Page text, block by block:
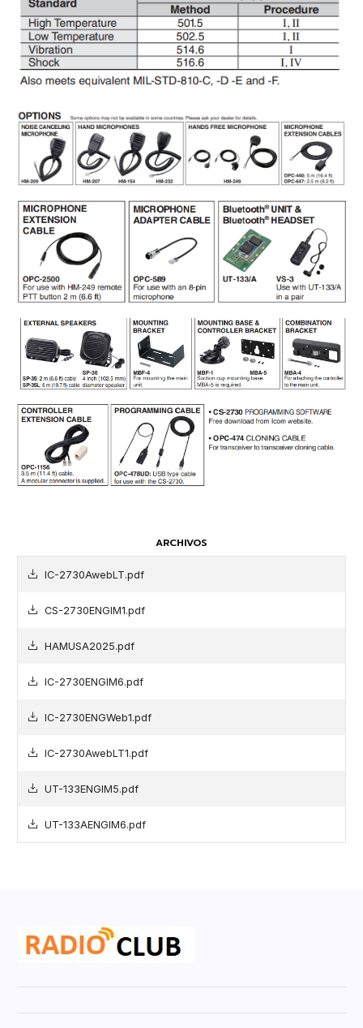
ARCHIVOS
IC-2730AwebLT.pdf
CS-2730ENGIM1.pdf
HAMUSA2025.pdf
IC-2730ENGIM6.pdf
IC-2730ENGWeb1.pdf
IC-2730AwebLT1.pdf
UT-133ENGIM5.pdf
UT-133AENGIM6.pdf